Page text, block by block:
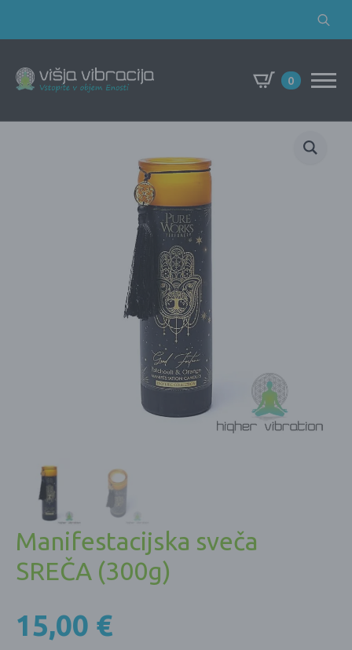
Search
0
Manifestacijska sveča
SREČA (300g)
15,00 €